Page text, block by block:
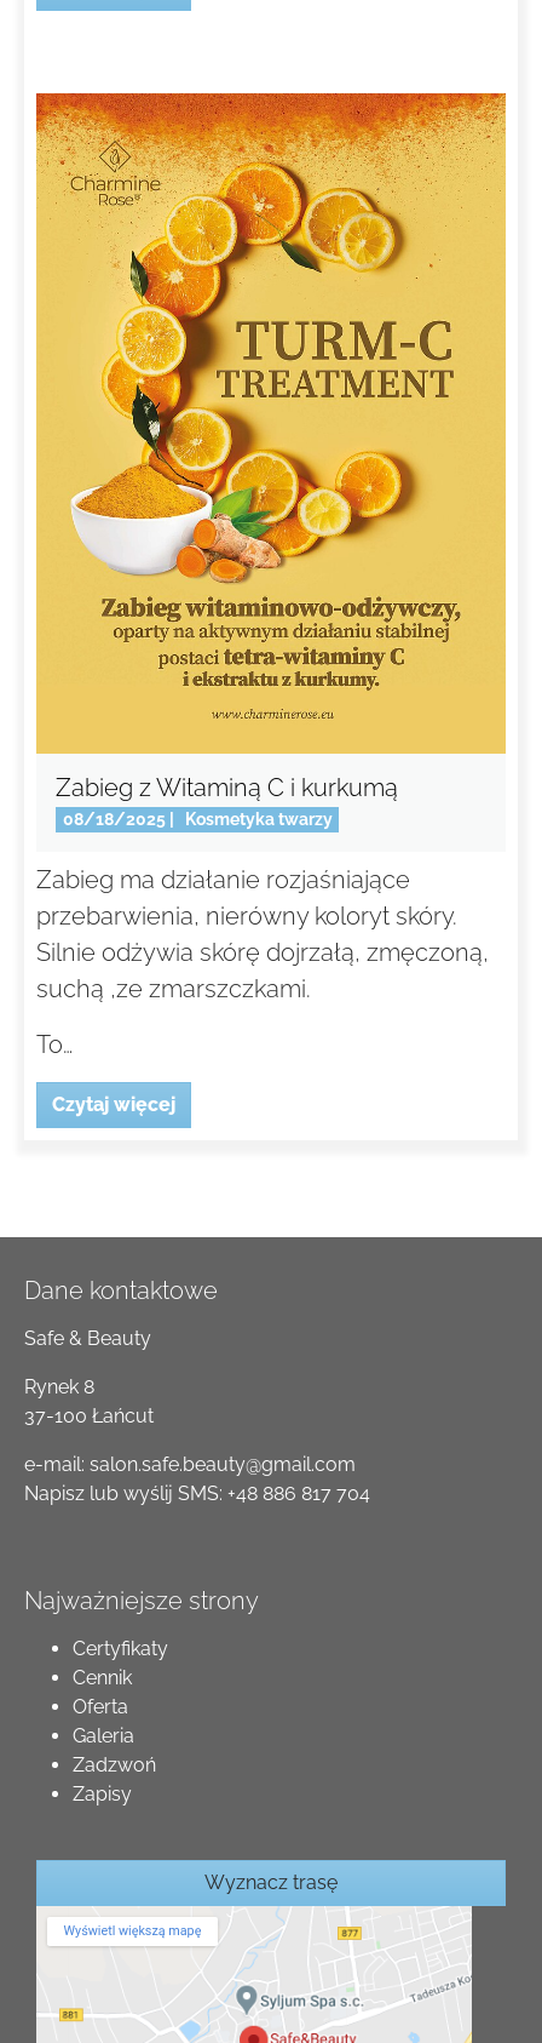
Zabieg z Witaminą C i kurkumą
08/18/2025 Kosmetyka twarzy
Zabieg ma działanie rozjaśniające
przebarwienia, nierówny koloryt skóry.
Silnie odżywia skórę dojrzałą, zmęczoną,
suchą ,ze zmarszczkami.
To…
Czytaj więcej
Dane kontaktowe
Safe & Beauty
Rynek 8
37-100 Łańcut
e-mail: salon.safe.beauty@gmail.com
Napisz lub wyślij SMS: +48 886 817 704
Najważniejsze strony
Certyfikaty
Cennik
Oferta
Galeria
Zadzwoń
Zapisy
Wyznacz trasę